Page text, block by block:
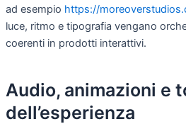
ad esempio https://
luce, ritmo e tipografia vengano
coerenti in prodotti interattivi.
Audio, animazioni e
dell’esperienza